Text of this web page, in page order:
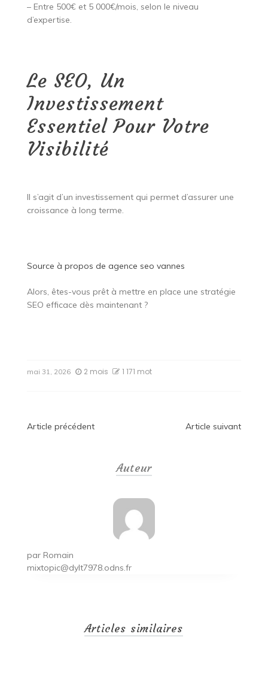
– Entre 500€ et 5 000€/mois, selon le niveau
d’expertise.
Le SEO, Un
Investissement
Essentiel Pour Votre
Visibilité
Il s’agit d’un investissement qui permet d’assurer une
croissance à long terme.
Source à propos de agence seo vannes
Alors, êtes-vous prêt à mettre en place une stratégie
SEO efficace dès maintenant ?
mai 31, 2026 2 mois 1 171 mot
Navigation
Article précédent Article suivant
Auteur
par Romain
mixtopic@dylt7978.odns.fr
Articles similaires